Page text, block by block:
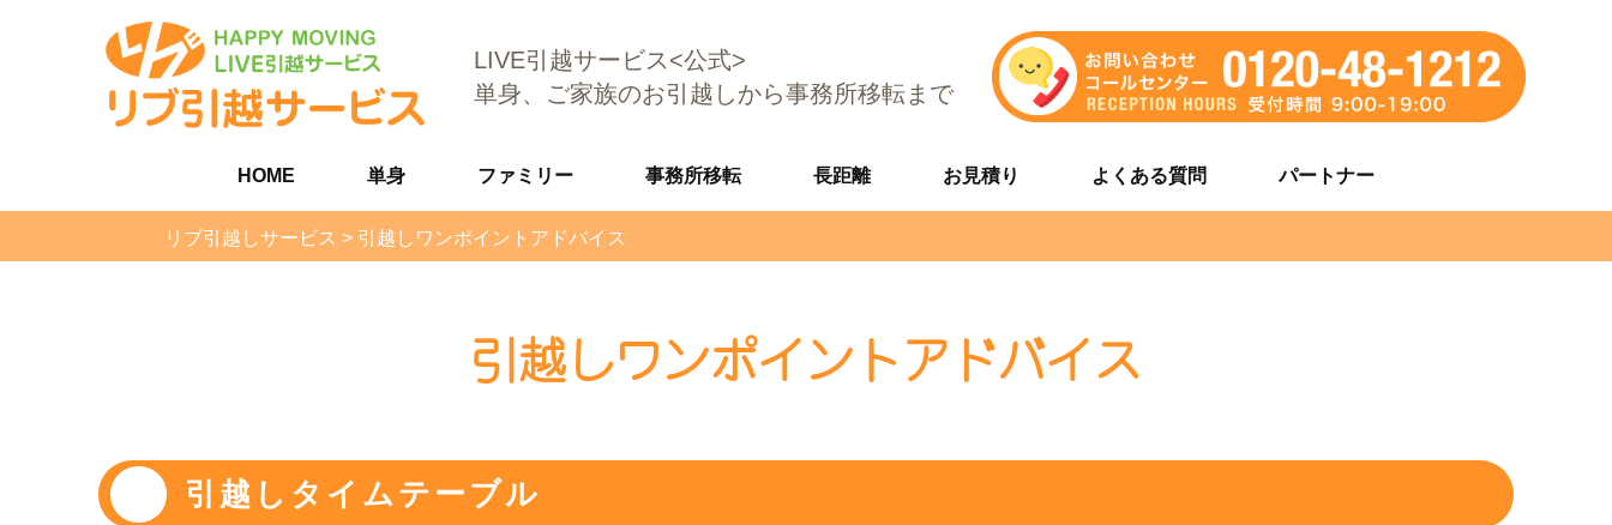
LIVE引越サービス<公式>
単身、ご家族のお引越しから事務所移転まで
HOME 単身 ファミリー 事務所移転 長距離 お見積り よくある質問 パートナー
リブ引越しサービス > 引越しワンポイントアドバイス
引越しワンポイントアドバイス
引越しタイムテーブル